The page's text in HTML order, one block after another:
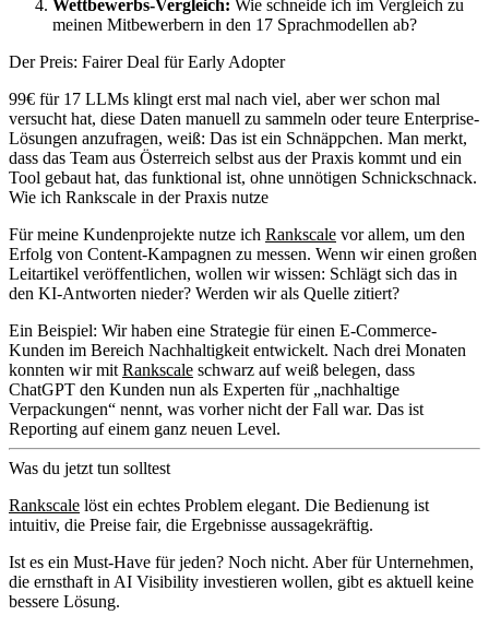
Wettbewerbs-Vergleich: Wie schneide ich im Vergleich zu
meinen Mitbewerbern in den 17 Sprachmodellen ab?
Der Preis: Fairer Deal für Early Adopter
99€ für 17 LLMs klingt erst mal nach viel, aber wer schon mal
versucht hat, diese Daten manuell zu sammeln oder teure Enterprise-
Lösungen anzufragen, weiß: Das ist ein Schnäppchen. Man merkt,
dass das Team aus Österreich selbst aus der Praxis kommt und ein
Tool gebaut hat, das funktional ist, ohne unnötigen Schnickschnack.
Wie ich Rankscale in der Praxis nutze
Für meine Kundenprojekte nutze ich Rankscale vor allem, um den
Erfolg von Content-Kampagnen zu messen. Wenn wir einen großen
Leitartikel veröffentlichen, wollen wir wissen: Schlägt sich das in
den KI-Antworten nieder? Werden wir als Quelle zitiert?
Ein Beispiel: Wir haben eine Strategie für einen E-Commerce-
Kunden im Bereich Nachhaltigkeit entwickelt. Nach drei Monaten
konnten wir mit Rankscale schwarz auf weiß belegen, dass
ChatGPT den Kunden nun als Experten für „nachhaltige
Verpackungen“ nennt, was vorher nicht der Fall war. Das ist
Reporting auf einem ganz neuen Level.
Was du jetzt tun solltest
Rankscale löst ein echtes Problem elegant. Die Bedienung ist
intuitiv, die Preise fair, die Ergebnisse aussagekräftig.
Ist es ein Must-Have für jeden? Noch nicht. Aber für Unternehmen,
die ernsthaft in AI Visibility investieren wollen, gibt es aktuell keine
bessere Lösung.